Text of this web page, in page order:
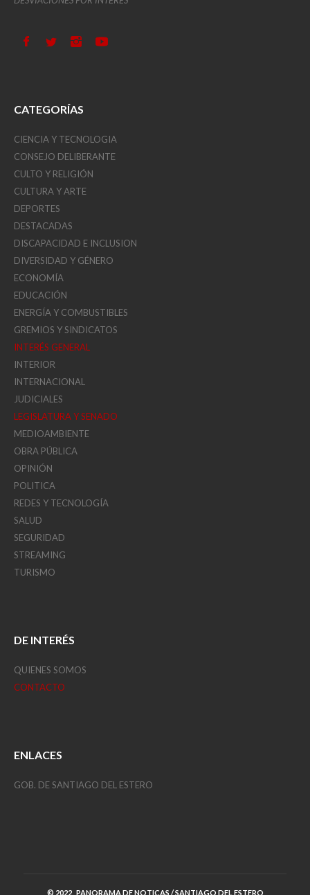
CATEGORÍAS
CIENCIA Y TECNOLOGIA
CONSEJO DELIBERANTE
CULTO Y RELIGIÓN
CULTURA Y ARTE
DEPORTES
DESTACADAS
DISCAPACIDAD E INCLUSION
DIVERSIDAD Y GÉNERO
ECONOMÍA
EDUCACIÓN
ENERGÍA Y COMBUSTIBLES
GREMIOS Y SINDICATOS
INTERÉS GENERAL
INTERIOR
INTERNACIONAL
JUDICIALES
LEGISLATURA Y SENADO
MEDIOAMBIENTE
OBRA PÚBLICA
OPINIÓN
POLITICA
REDES Y TECNOLOGÍA
SALUD
SEGURIDAD
STREAMING
TURISMO
DE INTERÉS
QUIENES SOMOS
CONTACTO
ENLACES
GOB. DE SANTIAGO DEL ESTERO
© 2022, PANORAMA DE NOTICAS / SANTIAGO DEL ESTERO